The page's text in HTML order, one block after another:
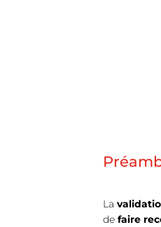
La
de faire